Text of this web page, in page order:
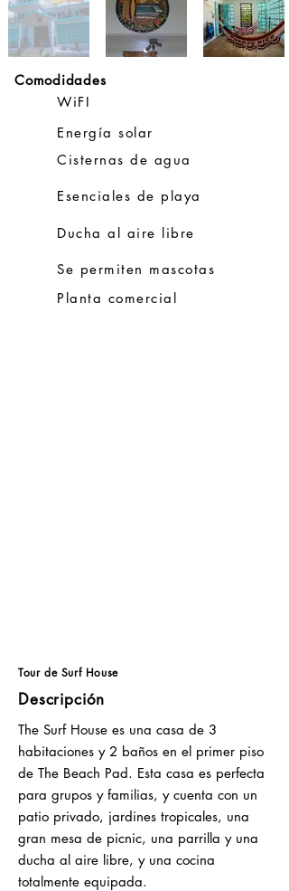
Comodidades
WiFI
Energía solar
Cisternas de agua
Esenciales de playa
Ducha al aire libre
Se permiten mascotas
Planta comercial
Tour de Surf House
Descripción
The Surf House es una casa de 3
habitaciones y 2 baños en el primer piso
de The Beach Pad. Esta casa es perfecta
para grupos y familias, y cuenta con un
patio privado, jardines tropicales, una
gran mesa de picnic, una parrilla y una
ducha al aire libre, y una cocina
totalmente equipada.